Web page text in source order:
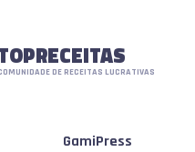
DE RECEITAS LUCRATIVAS
GamiPress